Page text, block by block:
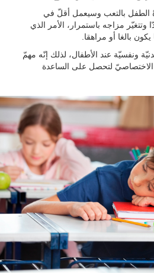
الطفل بالتعب وسيعمل أقلّ في
مزاجه باستمرار، الأمر الذي
بالغا أو مراهقا.
ونفسيّة عند الأطفال، لذلك إنّه مهمّ
لتحصل على الساعدة